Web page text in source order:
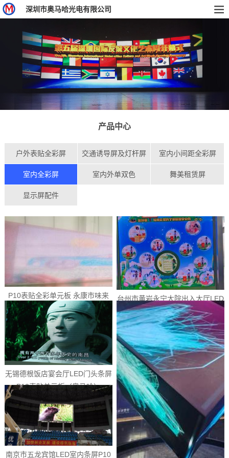
深圳市奥马哈光电有限公司
产品中心
户外表贴全彩屏 交通诱导屏及灯杆屏 室内小间距全彩屏
室内全彩屏 室内外单双色 舞美租赁屏
显示屏配件
P10表贴全彩单元板 永康市味来
餐厅LED门头条屏（美奥马哈...
台州市黄岩永宁大院出入大厅LED
门头条屏P10表贴单元板（奥...
无锡德根饭店宴会厅LED门头条屏
P10表贴单元板（奥马哈）
南京市五龙宾馆LED室内条屏P10